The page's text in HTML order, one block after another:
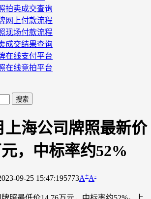
拍卖成交查询
网上付款流程
现场付款流程
成交结果查询
在线支付平台
在线竞拍平台
上海公司牌照最新价
，中标率约52%
09-25 15:47:195773A+A-